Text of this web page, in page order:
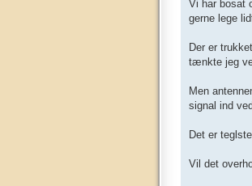
Vi har bosat
gerne lege
Der er
tænkte jeg
Men
signal ind
Det er
Vil det